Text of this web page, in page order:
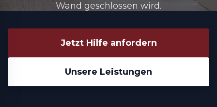
Wand geschlossen wird.
Jetzt Hilfe anfordern
Unsere Leistungen